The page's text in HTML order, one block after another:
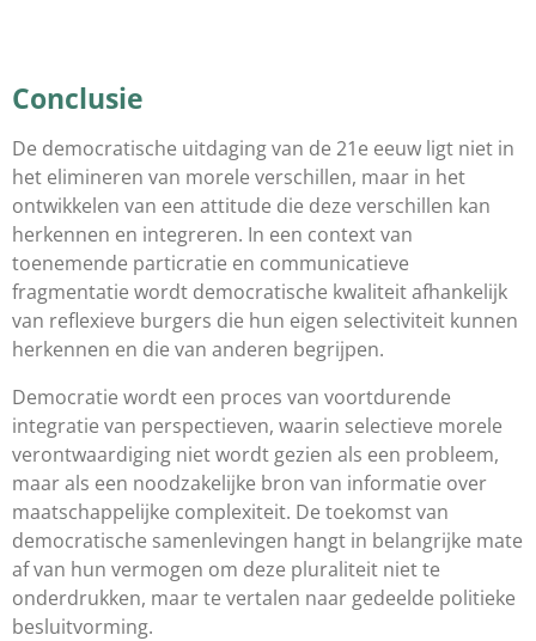
Conclusie
De democratische uitdaging van de 21e eeuw ligt niet in
het elimineren van morele verschillen, maar in het
ontwikkelen van een attitude die deze verschillen kan
herkennen en integreren. In een context van
toenemende particratie en communicatieve
fragmentatie wordt democratische kwaliteit afhankelijk
van reflexieve burgers die hun eigen selectiviteit kunnen
herkennen en die van anderen begrijpen.
Democratie wordt een proces van voortdurende
integratie van perspectieven, waarin selectieve morele
verontwaardiging niet wordt gezien als een probleem,
maar als een noodzakelijke bron van informatie over
maatschappelijke complexiteit. De toekomst van
democratische samenlevingen hangt in belangrijke mate
af van hun vermogen om deze pluraliteit niet te
onderdrukken, maar te vertalen naar gedeelde politieke
besluitvorming.